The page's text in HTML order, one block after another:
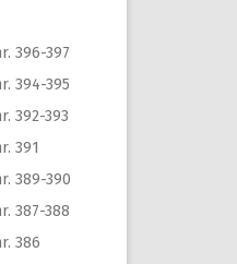
396-397
394-395
392-393
391
389-390
387-388
386